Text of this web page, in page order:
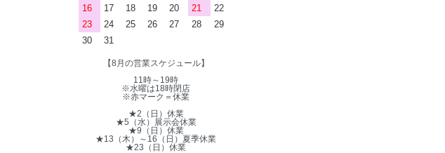
16
17 18 19 20 21
22
23
24 25 26 27 28
29
30
31
【8月の営業スケジュール】
11時～19時
※水曜は18時閉店
※赤マーク＝休業
★2（日）休業
★5（水）展示会休業
★9（日）休業
★13（木）～16（日）夏季休業
★23（日）休業